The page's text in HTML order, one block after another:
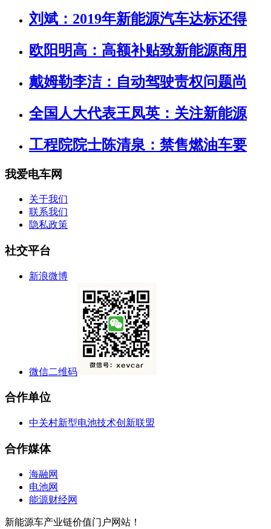
刘斌：2019年新能源汽车达标还得
欧阳明高：高额补贴致新能源商用
戴姆勒李洁：自动驾驶责权问题尚
全国人大代表王凤英：关注新能源
工程院院士陈清泉：禁售燃油车要
我爱电车网
关于我们
联系我们
隐私政策
社交平台
新浪微博
微信二维码
合作单位
中关村新型电池技术创新联盟
合作媒体
海融网
电池网
能源财经网
新能源车产业链价值门户网站！